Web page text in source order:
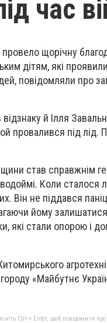
час
щорічну
дітям, які
повідомляли про
відзнаку й Ілля
провалився під лід.
став справжнім
Коли
не піддався
йому
які стали опорою і
«Майбутнє
Ctrl + Enter, щоб повідомити